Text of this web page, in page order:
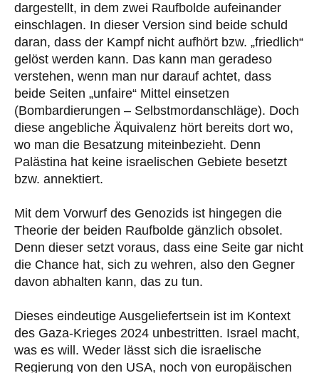
dargestellt, in dem zwei Raufbolde aufeinander
einschlagen. In dieser Version sind beide schuld
daran, dass der Kampf nicht aufhört bzw. „friedlich“
gelöst werden kann. Das kann man geradeso
verstehen, wenn man nur darauf achtet, dass
beide Seiten „unfaire“ Mittel einsetzen
(Bombardierungen – Selbstmordanschläge). Doch
diese angebliche Äquivalenz hört bereits dort wo,
wo man die Besatzung miteinbezieht. Denn
Palästina hat keine israelischen Gebiete besetzt
bzw. annektiert.
Mit dem Vorwurf des Genozids ist hingegen die
Theorie der beiden Raufbolde gänzlich obsolet.
Denn dieser setzt voraus, dass eine Seite gar nicht
die Chance hat, sich zu wehren, also den Gegner
davon abhalten kann, das zu tun.
Dieses eindeutige Ausgeliefertsein ist im Kontext
des Gaza-Krieges 2024 unbestritten. Israel macht,
was es will. Weder lässt sich die israelische
Regierung von den USA, noch von europäischen